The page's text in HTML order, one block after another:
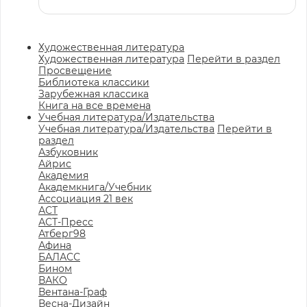
Художественная литература
Художественная литература Перейти в раздел
Просвещение
Библиотека классики
Зарубежная классика
Книга на все времена
Учебная литература/Издательства
Учебная литература/Издательства Перейти в
раздел
Азбуковник
Айрис
Академия
Академкнига/Учебник
Ассоциация 21 век
АСТ
АСТ-Пресс
Атберг98
Афина
БАЛАСС
Бином
ВАКО
Вентана-Граф
Весна-Дизайн